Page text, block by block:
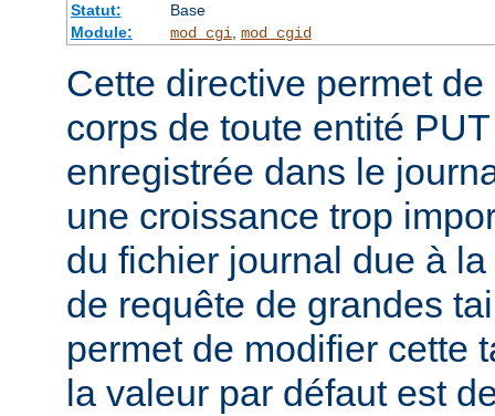
Statut:
Base
Module:
mod_cgi, mod_cgid
Cette directive permet
corps de toute entité
enregistrée dans le
une croissance trop
du fichier journal due à
de requête de grandes
permet de modifier cette
la valeur par défaut est